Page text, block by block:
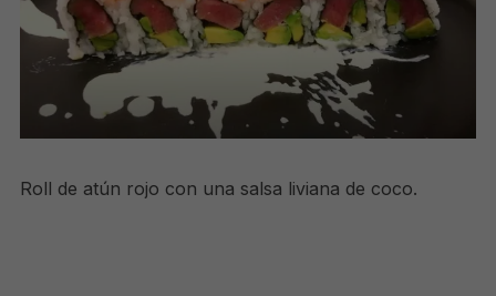
Roll de atún rojo con una salsa liviana de coco.